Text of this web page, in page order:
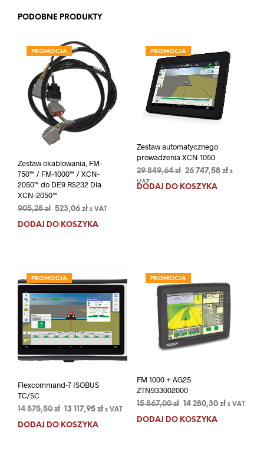
PODOBNE PRODUKTY
PROMOCJA
Zestaw okablowania, FM-
750™ / FM-1000™ / XCN-
2050™ do DE9 RS232 Dla
XCN-2050™
905,28zł Pierwotna
523,06 złAktualna
z VAT
DODAJ DO KOSZYKA
PROMOCJA
Zestaw automatycznego
prowadzenia XCN 1050
29 849,64zł Pierwotna
cena
26 747,58 złAktualna
z
VAT
DODAJ DO KOSZYKA
PROMOCJA
Flexcommand-7 ISOBUS
TC/SC
14 575,50zł Pierwotna
13 117,95 złAktualna
z VAT
DODAJ DO KOSZYKA
PROMOCJA
FM 1000 + AG25
ZTN933002000
15 867,00zł Pierwotna
cena
14 280,30 złAktualna
z VAT
DODAJ DO KOSZYKA